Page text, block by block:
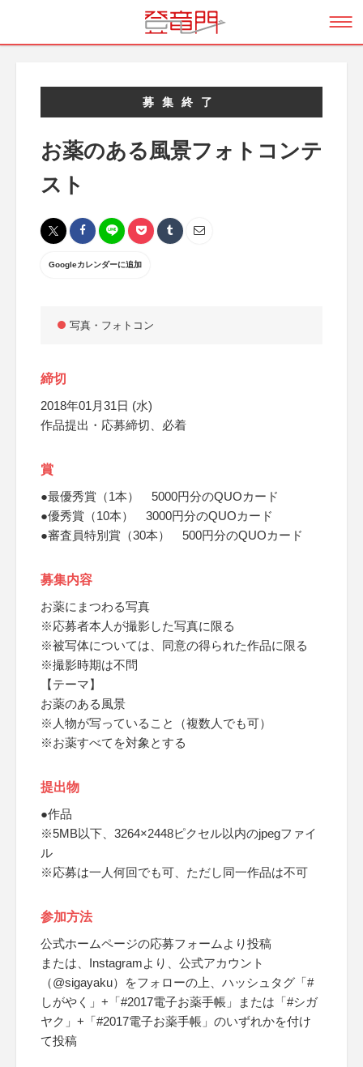
募集終了
お薬のある風景フォトコンテ
スト
Googleカレンダーに追加
写真・フォトコン
締切
2018年01月31日 (水)
作品提出・応募締切、必着
賞
●最優秀賞（1本） 5000円分のQUOカード
●優秀賞（10本） 3000円分のQUOカード
●審査員特別賞（30本） 500円分のQUOカード
募集内容
お薬にまつわる写真
※応募者本人が撮影した写真に限る
※被写体については、同意の得られた作品に限る
※撮影時期は不問
【テーマ】
お薬のある風景
※人物が写っていること（複数人でも可）
※お薬すべてを対象とする
提出物
●作品
※5MB以下、3264×2448ピクセル以内のjpegファイ
ル
※応募は一人何回でも可、ただし同一作品は不可
参加方法
公式ホームページの応募フォームより投稿
または、Instagramより、公式アカウント
（@sigayaku）をフォローの上、ハッシュタグ「#
しがやく」+「#2017電子お薬手帳」または「#シガ
ヤク」+「#2017電子お薬手帳」のいずれかを付け
て投稿